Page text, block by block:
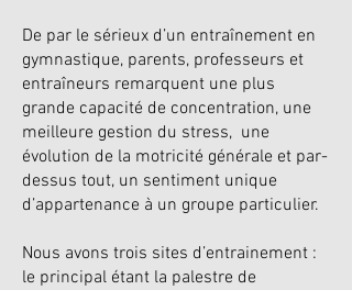
De par le sérieux d’un entraînement en
gymnastique, parents, professeurs et
entraîneurs remarquent une plus
grande capacité de concentration, une
meilleure gestion du stress, une
évolution de la motricité générale et par-
dessus tout, un sentiment unique
d’appartenance à un groupe particulier.
Nous avons trois sites d’entrainement :
le principal étant la palestre de